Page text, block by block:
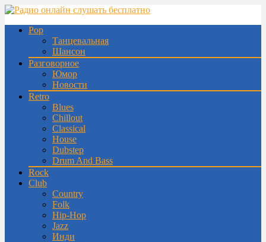
Pop
Танцевальная
Шансон
Разговорное
Юмор
Новости
Retro
Blues
Chillout
Classical
House
Dubstep
Drum And Bass
Rock
Club
Country
Folk
Hip-Hop
Jazz
Инди